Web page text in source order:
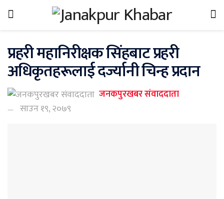
प्रहरी महानिरीक्षक सिंहबाट प्रहरी
अधिकृतहरूलाई दर्ज्यानी चिन्ह प्रदान
जनकपुरखबर संवाददाता
साउन १९, २०७९